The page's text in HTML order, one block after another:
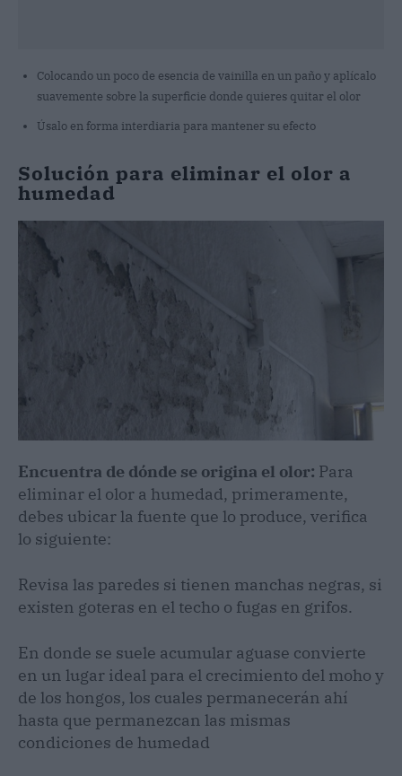
Colocando un poco de esencia de vainilla en un paño y aplícalo
suavemente sobre la superficie donde quieres quitar el olor
Úsalo en forma interdiaria para mantener su efecto
Solución para eliminar el olor a
humedad
Encuentra de dónde se origina el olor: Para
eliminar el olor a humedad, primeramente,
debes ubicar la fuente que lo produce, verifica
lo siguiente:
Revisa las paredes si tienen manchas negras, si
existen goteras en el techo o fugas en grifos.
En donde se suele acumular aguase convierte
en un lugar ideal para el crecimiento del moho y
de los hongos, los cuales permanecerán ahí
hasta que permanezcan las mismas
condiciones de humedad